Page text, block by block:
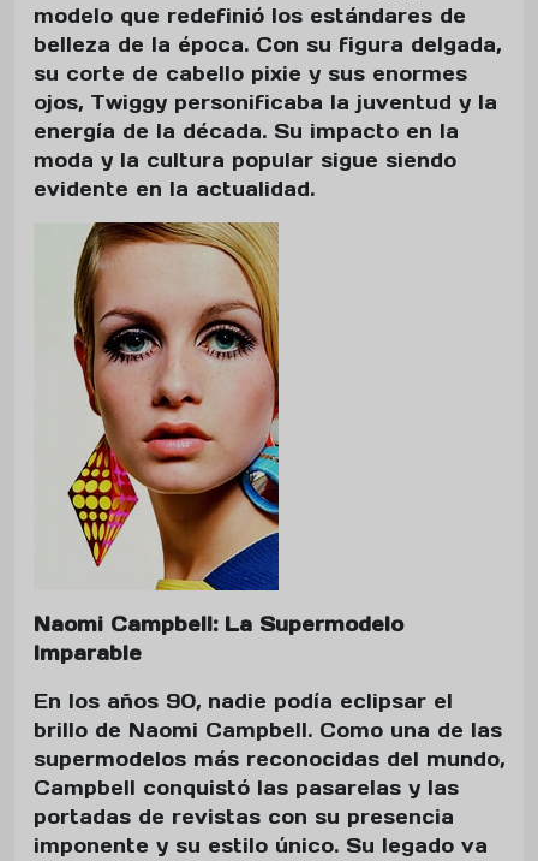
modelo que redefinió los estándares de
belleza de la época. Con su figura delgada,
su corte de cabello pixie y sus enormes
ojos, Twiggy personificaba la juventud y la
energía de la década. Su impacto en la
moda y la cultura popular sigue siendo
evidente en la actualidad.
Naomi Campbell: La Supermodelo
Imparable
En los años 90, nadie podía eclipsar el
brillo de Naomi Campbell. Como una de las
supermodelos más reconocidas del mundo,
Campbell conquistó las pasarelas y las
portadas de revistas con su presencia
imponente y su estilo único. Su legado va